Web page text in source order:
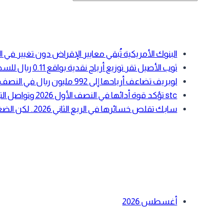
البنوك الأمريكية تُبقي معايير الإقراض دون تغيير
ثوب الأصيل تقر توزيع أرباح نقدية بواقع 0.11 ريال للسهم عن النصف الأول 2026
لوبريف تضاعف أرباحها إلى 992 مليون ريال في النصف الأول 2026 بدعم ارتفاع أسعار زيوت الأساس
stc تؤكد قوة أدائها في النصف الأول 2026 وتواصل التوسع في الحوسبة السحابية والبنية الرقمية
سابك تقلص خسائرها في الربع الثاني 2026.. لكن الضغوط التشغيلية لا تزال مستمرة
أغسطس 2026